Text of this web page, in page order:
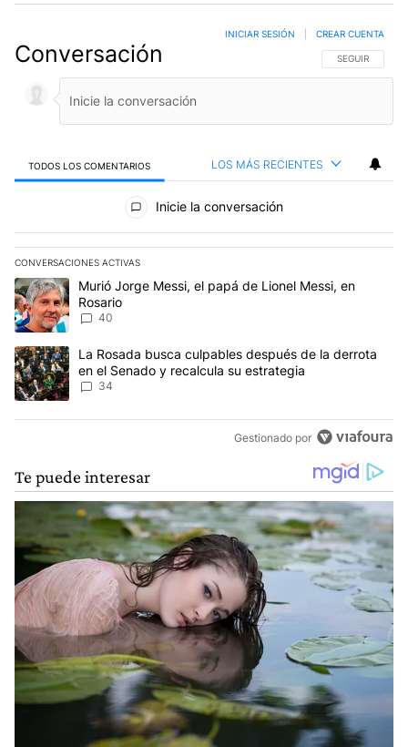
Conversación SIGA ESTA
SEGUIR
INICIAR SESIÓN CREAR CUENTA
TODOS LOS COMENTARIOS LOS MÁS RECIENTES
Todos los comentarios
Inicie la conversación
CONVERSACIONES ACTIVAS
Este listado muestra los artículos con más comentarios en los
Un artículo de tendencia con el título "Murió Jorge Messi, el
Murió Jorge Messi, el papá de Lionel Messi, en
Rosario
40
Un artículo de tendencia con el título "La Rosada busca
La Rosada busca culpables después de la derrota
en el Senado y recalcula su estrategia
34
Gestionado por